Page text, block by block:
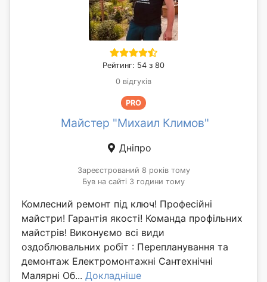
Рейтинг: 54 з 80
0 відгуків
PRO
Майстер "Михаил Климов"
Дніпро
Зареєстрований 8 років тому
Був на сайті 3 години тому
Комлесний ремонт під ключ! Професійні
майстри! Гарантія якості! Команда профільних
майстрів! Виконуємо всі види
оздоблювальних робіт : Перепланування та
демонтаж Електромонтажні Сантехнічні
Малярні Об... Докладніше